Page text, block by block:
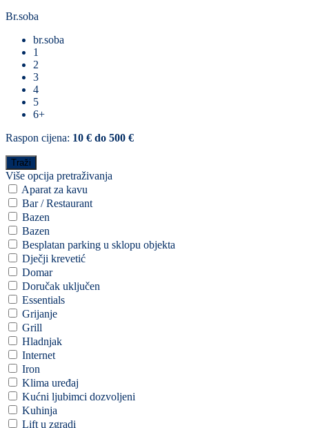
Br.soba
br.soba
1
2
3
4
5
6+
Raspon cijena: 10 € do 500 €
Više opcija pretraživanja
Aparat za kavu
Bar / Restaurant
Bazen
Bazen
Besplatan parking u sklopu objekta
Dječji krevetić
Domar
Doručak uključen
Essentials
Grijanje
Grill
Hladnjak
Internet
Iron
Klima uređaj
Kućni ljubimci dozvoljeni
Kuhinja
Lift u zgradi